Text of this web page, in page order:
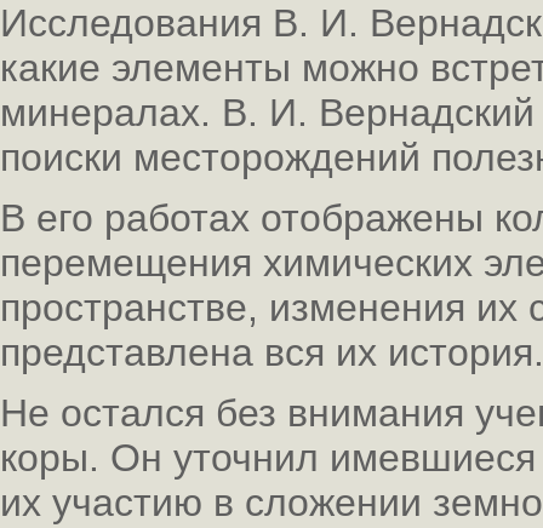
Исследования В. И.
какие элементы можно
минералах. В. И.
поиски месторождений
В его работах отображены
перемещения химических
пространстве, изменения их
представлена вся их история.
Не остался без внимания
коры. Он уточнил
их участию в сложении